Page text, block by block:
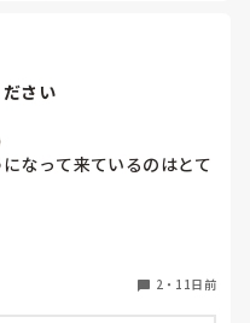
す。
ってしまうのは、人間の思
さい
なって来ているのはとて
、
るのですが、
いと割れちゃう、とか
ルを暗黙の了解でしている
2・ 11日前